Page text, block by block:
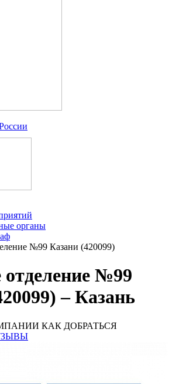
органы
№99 Казани (420099)
отделение №99
– Казань
КАК ДОБРАТЬСЯ